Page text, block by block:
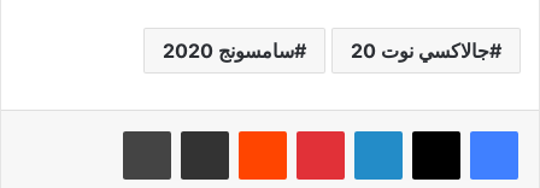
جالاكسي نوت 20 سامسونج 2020
لينكدإن بينتيريست